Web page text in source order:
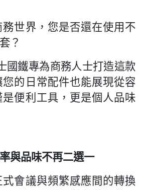
世界，您是否還在使用不
？
國鐵專為商務人士打造這款
的日常配件也能展現從容
便利工具，更是個人品味
與品味不再二選一
會議與頻繁感應間的轉換